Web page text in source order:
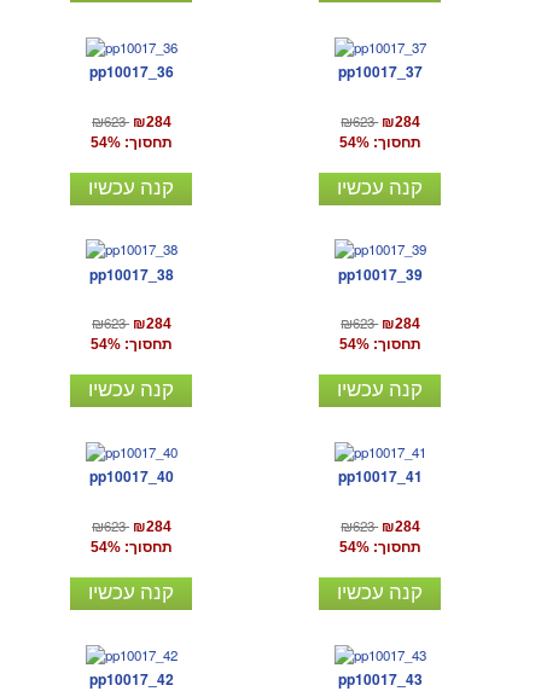
pp10017_36
₪623 ₪284
תחסוך: 54%
קנה עכשיו
pp10017_37
₪623 ₪284
תחסוך: 54%
קנה עכשיו
pp10017_38
₪623 ₪284
תחסוך: 54%
קנה עכשיו
pp10017_39
₪623 ₪284
תחסוך: 54%
קנה עכשיו
pp10017_40
₪623 ₪284
תחסוך: 54%
קנה עכשיו
pp10017_41
₪623 ₪284
תחסוך: 54%
קנה עכשיו
pp10017_42 pp10017_43